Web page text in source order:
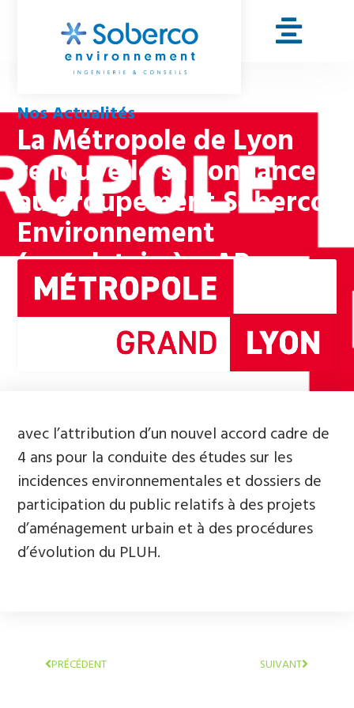
Nos Actualités
La Métropole de Lyon
renouvelle sa confiance
au groupement Soberco
Environnement
(mandataire) – AP
Management
avec l’attribution d’un nouvel accord cadre de
4 ans pour la conduite des études sur les
incidences environnementales et dossiers de
participation du public relatifs à des projets
d’aménagement urbain et à des procédures
d’évolution du PLUH.
PRÉCÉDENT SUIVANT